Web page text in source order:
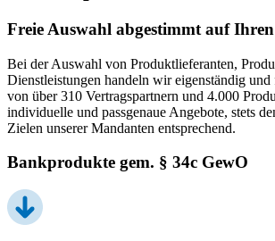
Freie Auswahl abgestimmt auf
Bei der Auswahl von Produktlieferanten,
Dienstleistungen handeln wir eigenständig
von über 310 Vertragspartnern und 4.000
individuelle und passgenaue Angebote, stets
Zielen unserer Mandanten entsprechend.
Bankprodukte gem. § 34c GewO